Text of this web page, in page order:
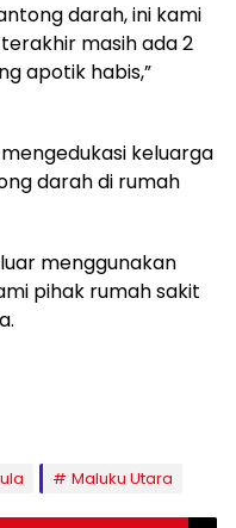
darah, ini kami
masih ada 2
apotik habis,”
keluarga
darah di rumah
menggunakan
pihak rumah sakit
Maluku Utara